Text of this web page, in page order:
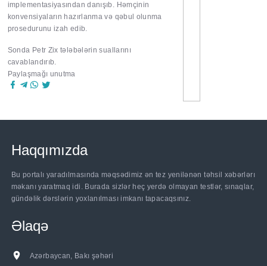
implementasiyasından danışıb. Həmçinin
konvensiyaların hazırlanma və qəbul olunma
prosedurunu izah edib.
Sonda Petr Zix tələbələrin suallarını
cavablandırıb.
Paylaşmağı unutma
Haqqımızda
Bu portalı yaradılmasında məqsədimiz ən tez yenilənən təhsil xəbərlərı
məkanı yaratmaq idi. Burada sizlər heç yerdə olmayan testlər, sınaqlar,
gündəlik dərslərin yoxlanılması imkanı tapacaqsınız.
Əlaqə
Azərbaycan, Bakı şəhəri